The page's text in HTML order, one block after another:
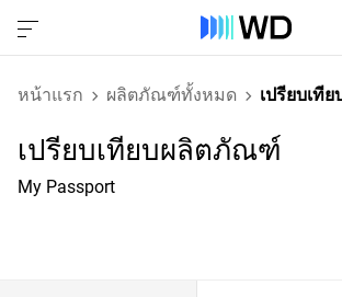
หน้าแรก ผลิตภัณฑ์ทั้งหมด เปรียบเที
เปรียบเทียบผลิตภัณฑ์
My Passport